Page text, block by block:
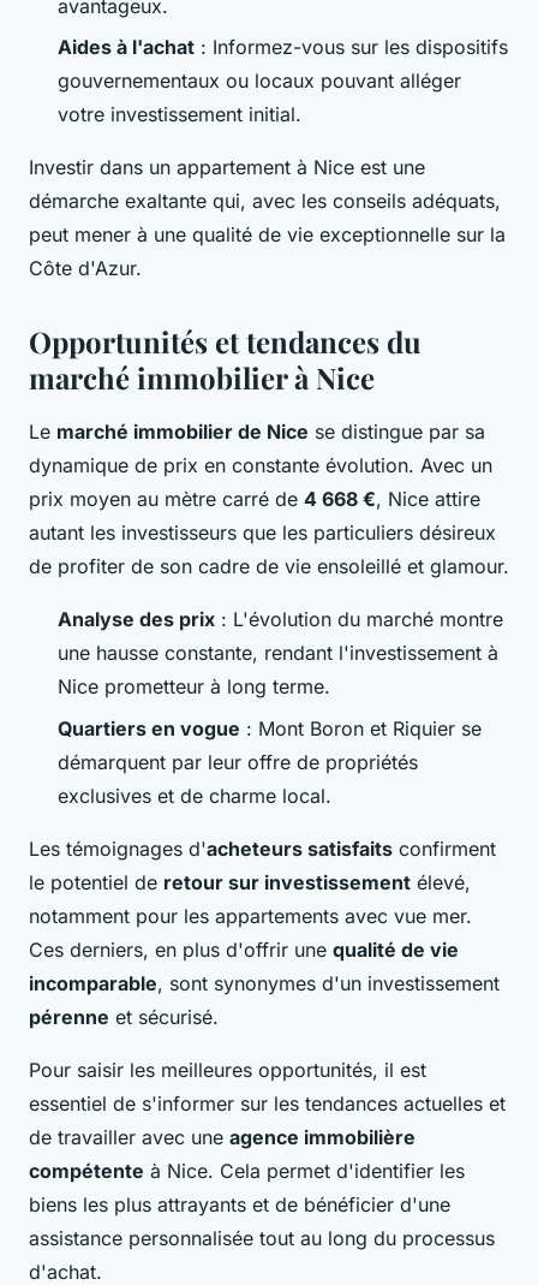
avantageux.
Aides à l'achat : Informez-vous sur les dispositifs
gouvernementaux ou locaux pouvant alléger
votre investissement initial.
Investir dans un appartement à Nice est une
démarche exaltante qui, avec les conseils adéquats,
peut mener à une qualité de vie exceptionnelle sur la
Côte d'Azur.
Opportunités et tendances du
marché immobilier à Nice
Le marché immobilier de Nice se distingue par sa
dynamique de prix en constante évolution. Avec un
prix moyen au mètre carré de 4 668 €, Nice attire
autant les investisseurs que les particuliers désireux
de profiter de son cadre de vie ensoleillé et glamour.
Analyse des prix : L'évolution du marché montre
une hausse constante, rendant l'investissement à
Nice prometteur à long terme.
Quartiers en vogue : Mont Boron et Riquier se
démarquent par leur offre de propriétés
exclusives et de charme local.
Les témoignages d'acheteurs satisfaits confirment
le potentiel de retour sur investissement élevé,
notamment pour les appartements avec vue mer.
Ces derniers, en plus d'offrir une qualité de vie
incomparable, sont synonymes d'un investissement
pérenne et sécurisé.
Pour saisir les meilleures opportunités, il est
essentiel de s'informer sur les tendances actuelles et
de travailler avec une agence immobilière
compétente à Nice. Cela permet d'identifier les
biens les plus attrayants et de bénéficier d'une
assistance personnalisée tout au long du processus
d'achat.